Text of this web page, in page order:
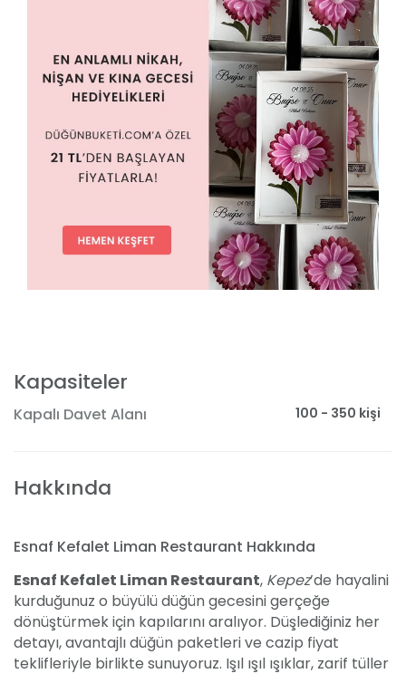
Kapasiteler
Kapalı Davet Alanı 100 - 350 kişi
Hakkında
Esnaf Kefalet Liman Restaurant Hakkında
Esnaf Kefalet Liman Restaurant, Kepez’de hayalini
kurduğunuz o büyülü düğün gecesini gerçeğe
dönüştürmek için kapılarını aralıyor. Düşlediğiniz her
detayı, avantajlı düğün paketleri ve cazip fiyat
teklifleriyle birlikte sunuyoruz. Işıl ışıl ışıklar, zarif tüller